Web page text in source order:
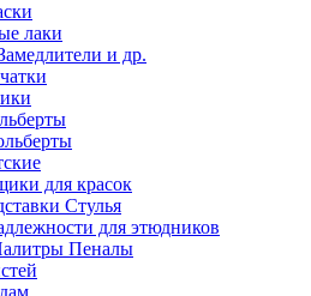
лаки
и др.
для красок
Стулья
для этюдников
Пеналы